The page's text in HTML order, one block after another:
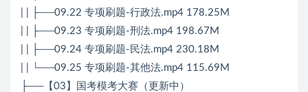
| | ├──09.22 专项刷题-行政法.mp4 178.25M
| | ├──09.23 专项刷题-刑法.mp4 198.67M
| | ├──09.24 专项刷题-民法.mp4 230.18M
| | └──09.25 专项刷题-其他法.mp4 115.69M
├──【03】国考模考大赛（更新中）